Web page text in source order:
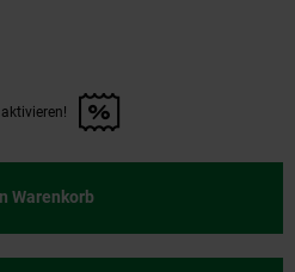
Artikel aktivieren!" anwenden
Warenkorb